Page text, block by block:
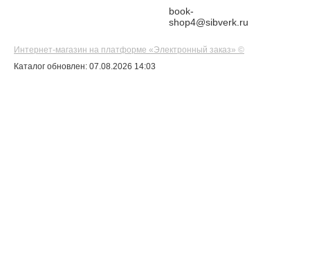
book-
shop4@sibverk.ru
Интернет-магазин на платформе «Электронный заказ» ©
Каталог обновлен: 07.08.2026 14:03